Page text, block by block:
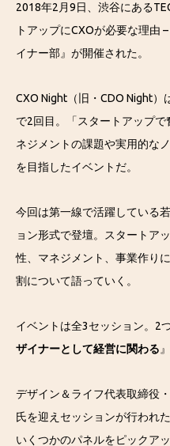
2018年2月9日、渋谷にある
トアップにCXOが必要な理由
イナー部』が開催された。
CXO Night（旧・CDO Night
で2回目。「スタートアップ
ネジメントの課題や実用的な
を目指したイベントだ。
今回は第一線で活躍している
ョン形式で登壇。スタートア
性、マネジメント、事業作り
割について語っていく。
イベントは全3セッション。2
ザイナーとして経営に関わる
デザイン＆ライフ代表取締役
氏を迎えセッションが行われ
いくつかのパネルをピックア